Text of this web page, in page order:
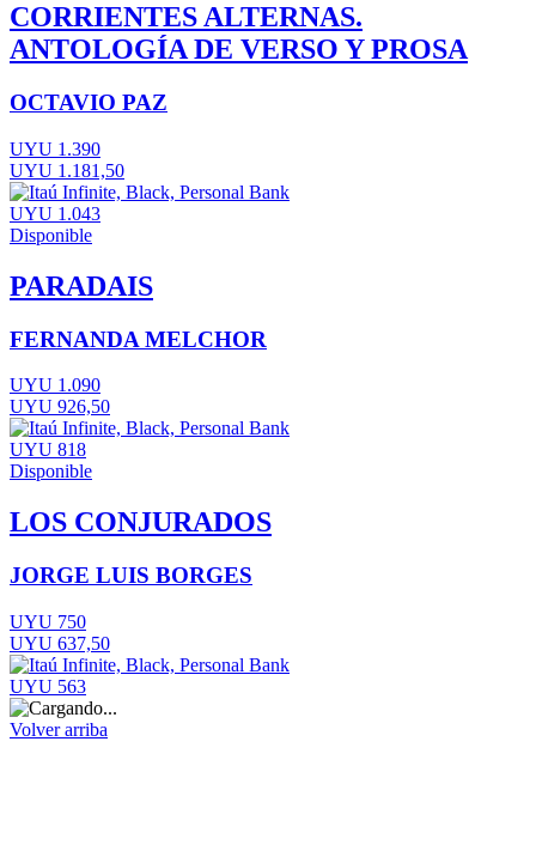
CORRIENTES ALTERNAS.
ANTOLOGÍA DE VERSO Y PROSA
OCTAVIO PAZ
UYU 1.390
UYU 1.181,50
UYU 1.043
Disponible
PARADAIS
FERNANDA MELCHOR
UYU 1.090
UYU 926,50
UYU 818
Disponible
LOS CONJURADOS
JORGE LUIS BORGES
UYU 750
UYU 637,50
UYU 563
Volver arriba